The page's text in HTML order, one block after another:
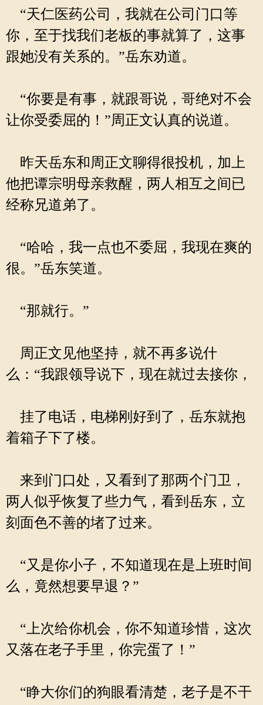
“天仁医药公司，我就在公司门口等
你，至于找我们老板的事就算了，这事
跟她没有关系的。”岳东劝道。
“你要是有事，就跟哥说，哥绝对不会
让你受委屈的！”周正文认真的说道。
昨天岳东和周正文聊得很投机，加上
他把谭宗明母亲救醒，两人相互之间已
经称兄道弟了。
“哈哈，我一点也不委屈，我现在爽的
很。”岳东笑道。
“那就行。”
周正文见他坚持，就不再多说什
么：“我跟领导说下，现在就过去接你，
挂了电话，电梯刚好到了，岳东就抱
着箱子下了楼。
来到门口处，又看到了那两个门卫，
两人似乎恢复了些力气，看到岳东，立
刻面色不善的堵了过来。
“又是你小子，不知道现在是上班时间
么，竟然想要早退？”
“上次给你机会，你不知道珍惜，这次
又落在老子手里，你完蛋了！”
“睁大你们的狗眼看清楚，老子是不干